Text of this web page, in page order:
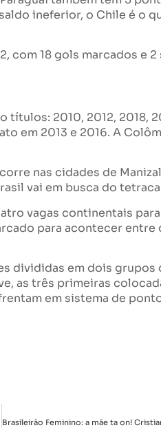
ineferior, o Chile é o
com 18 gols marcados e
2010, 2012, 2018,
em 2013 e 2016. A
nas cidades de
vai em busca do
vagas continentais
para acontecer entre
divididas em dois grupos
as três primeiras
em sistema de